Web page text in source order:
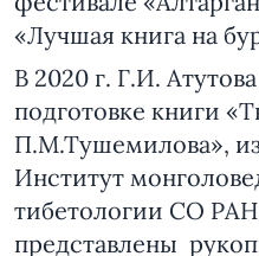
«Лучшая книга на
В 2020 г. Г.И.
подготовке книги
П.М.Тушемилова»,
Институт
тибетологии СО
представлены